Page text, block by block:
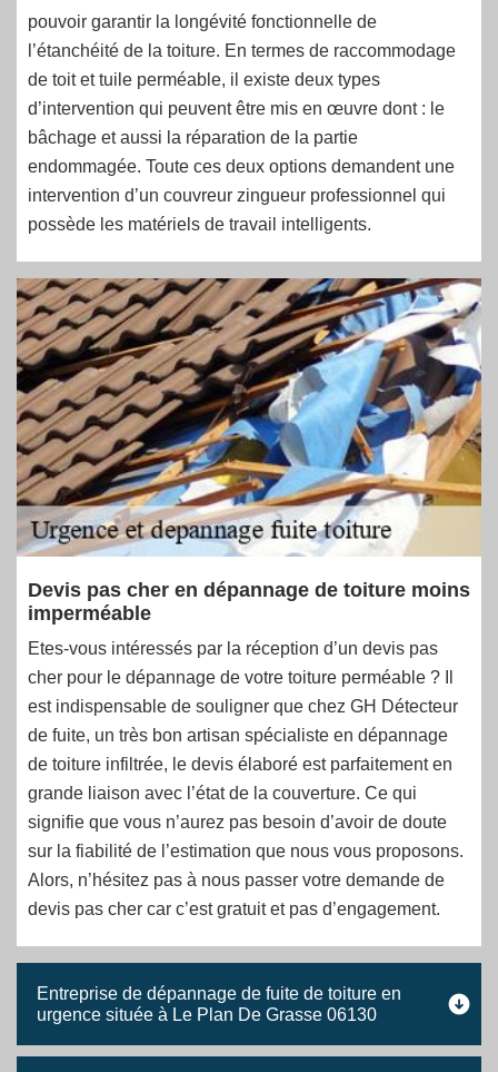
pouvoir garantir la longévité fonctionnelle de
l’étanchéité de la toiture. En termes de raccommodage
de toit et tuile perméable, il existe deux types
d’intervention qui peuvent être mis en œuvre dont : le
bâchage et aussi la réparation de la partie
endommagée. Toute ces deux options demandent une
intervention d’un couvreur zingueur professionnel qui
possède les matériels de travail intelligents.
Devis pas cher en dépannage de toiture moins
imperméable
Etes-vous intéressés par la réception d’un devis pas
cher pour le dépannage de votre toiture perméable ? Il
est indispensable de souligner que chez GH Détecteur
de fuite, un très bon artisan spécialiste en dépannage
de toiture infiltrée, le devis élaboré est parfaitement en
grande liaison avec l’état de la couverture. Ce qui
signifie que vous n’aurez pas besoin d’avoir de doute
sur la fiabilité de l’estimation que nous vous proposons.
Alors, n’hésitez pas à nous passer votre demande de
devis pas cher car c’est gratuit et pas d’engagement.
Entreprise de dépannage de fuite de toiture en
urgence située à Le Plan De Grasse 06130